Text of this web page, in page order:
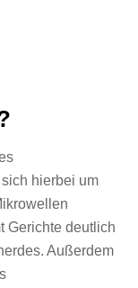
hierbei um
Gerichte deutlich
Außerdem